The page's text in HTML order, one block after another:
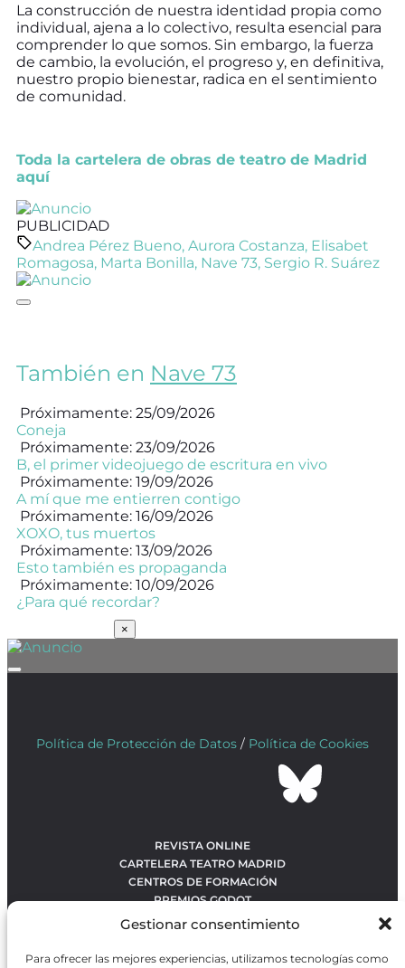
Gestionar consentimiento
Para ofrecer las mejores experiencias, utilizamos tecnologías como
La construcción de nuestra identidad propia como
individual, ajena a lo colectivo, resulta esencial para
comprender lo que somos. Sin embargo, la fuerza
de cambio, la evolución, el progreso y, en definitiva,
nuestro propio bienestar, radica en el sentimiento
de comunidad.
Toda la cartelera de obras de teatro de Madrid
aquí
PUBLICIDAD
Andrea Pérez Bueno, Aurora Costanza, Elisabet
Romagosa, Marta Bonilla, Nave 73, Sergio R. Suárez
También en Nave 73
Próximamente: 25/09/2026
Coneja
Próximamente: 23/09/2026
B, el primer videojuego de escritura en vivo
Próximamente: 19/09/2026
A mí que me entierren contigo
Próximamente: 16/09/2026
XOXO, tus muertos
Próximamente: 13/09/2026
Esto también es propaganda
Próximamente: 10/09/2026
¿Para qué recordar?
×
Política de Protección de Datos / Política de Cookies
REVISTA ONLINE
CARTELERA TEATRO MADRID
CENTROS DE FORMACIÓN
PREMIOS GODOT
CONTACTO